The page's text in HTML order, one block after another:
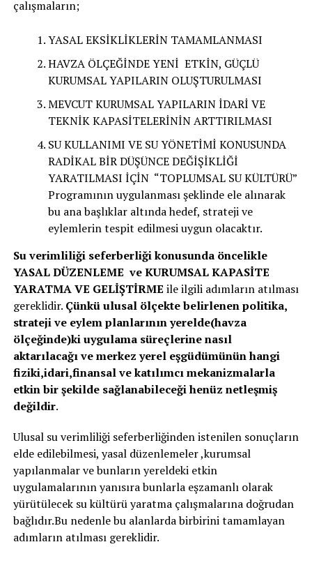
çalışmaların;
YASAL EKSİKLİKLERİN TAMAMLANMASI
HAVZA ÖLÇEĞİNDE YENİ ETKİN, GÜÇLÜ
KURUMSAL YAPILARIN OLUŞTURULMASI
MEVCUT KURUMSAL YAPILARIN İDARİ VE
TEKNİK KAPASİTELERİNİN ARTTIRILMASI
SU KULLANIMI VE SU YÖNETİMİ KONUSUNDA
RADİKAL BİR DÜŞÜNCE DEĞİŞİKLİĞİ
YARATILMASI İÇİN “TOPLUMSAL SU KÜLTÜRÜ”
Programının uygulanması şeklinde ele alınarak
bu ana başlıklar altında hedef, strateji ve
eylemlerin tespit edilmesi uygun olacaktır.
Su verimliliği seferberliği konusunda öncelikle
YASAL DÜZENLEME ve KURUMSAL KAPASİTE
YARATMA VE GELİŞTİRME ile ilgili adımların atılması
gereklidir. Çünkü ulusal ölçekte belirlenen politika,
strateji ve eylem planlarının yerelde(havza
ölçeğinde)ki uygulama süreçlerine nasıl
aktarılacağı ve merkez yerel eşgüdümünün hangi
fiziki,idari,finansal ve katılımcı mekanizmalarla
etkin bir şekilde sağlanabileceği henüz netleşmiş
değildir.
Ulusal su verimliliği seferberliğinden istenilen sonuçların
elde edilebilmesi, yasal düzenlemeler ,kurumsal
yapılanmalar ve bunların yereldeki etkin
uygulamalarının yanısıra bunlarla eşzamanlı olarak
yürütülecek su kültürü yaratma çalışmalarına doğrudan
bağlıdır.Bu nedenle bu alanlarda birbirini tamamlayan
adımların atılması gereklidir.